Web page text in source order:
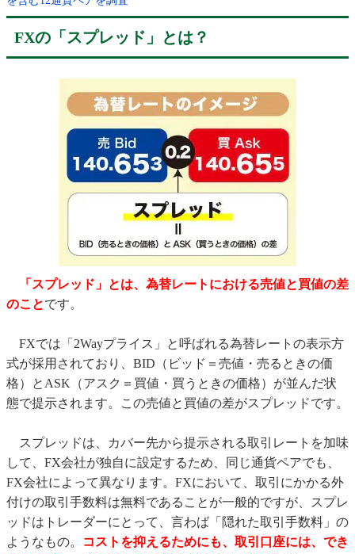
FXの「スプレッド」とは？
「スプレッド」とは、為替レートにおける売値と買値の差
のことです。
FXでは「2Wayプライス」と呼ばれる為替レートの表示方
式が採用されており、BID（ビッド＝売値・売るときの価
格）とASK（アスク＝買値・買うときの価格）が並んだ状
態で提示されます。この売値と買値の差がスプレッドです。
スプレッドは、カバー先から提示される取引レートを加味
して、FX会社が独自に設定するため、同じ通貨ペアでも、
FX会社によって異なります。FXにおいて、取引にかかる外
付けの取引手数料は無料であることが一般的ですが、スプレ
ッドはトレーダーにとって、言わば「隠れた取引手数料」の
ようなもの。
コストを抑えるためにも、取引口座には、でき